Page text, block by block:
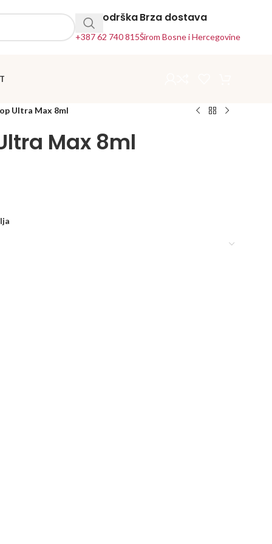
24h Podrška
+387 62 740 815
Brza dostava
Širom Bosne i Hercegovine
Ultra Max 8ml
Max 8ml